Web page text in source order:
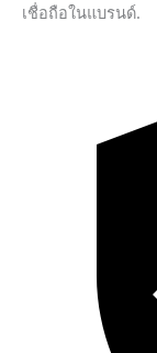
เชื่อถือในแบรนด์.